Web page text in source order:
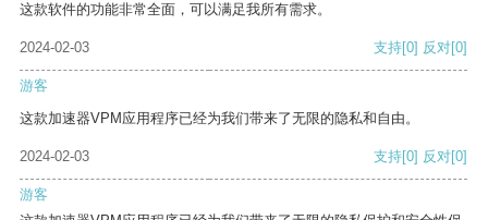
这款软件的功能非常全面，可以满足我所有需求。
2024-02-03 支持[0] 反对[0]
游客
这款加速器VPM应用程序已经为我们带来了无限的隐私和自由。
2024-02-03 支持[0] 反对[0]
游客